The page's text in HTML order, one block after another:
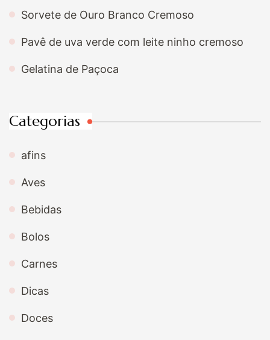
Sorvete de Ouro Branco Cremoso
Pavê de uva verde com leite ninho cremoso
Gelatina de Paçoca
Categorias
afins
Aves
Bebidas
Bolos
Carnes
Dicas
Doces